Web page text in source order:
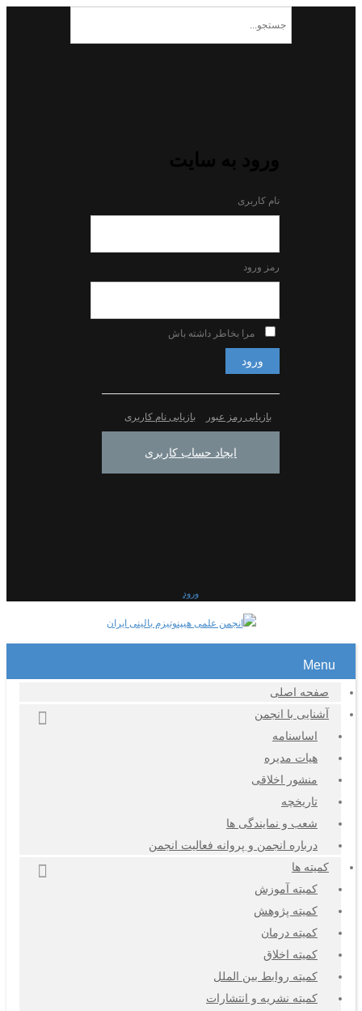
نام کاربری
رمز ورود
مرا بخاطر داشته باش
ورود
بازیابی رمز عبور بازیابی نام کاربری
ایجاد حساب کاربری
ورود
Menu
صفحه اصلی
آشنایی با انجمن
اساسنامه
هیات مدیره
منشور اخلاقی
تاریخچه
شعب و نمایندگی ها
درباره انجمن و پروانه فعالیت انجمن
کمیته ها
کمیته آموزش
کمیته پژوهش
کمیته درمان
کمیته اخلاق
کمیته روابط بین الملل
کمیته نشریه و انتشارات